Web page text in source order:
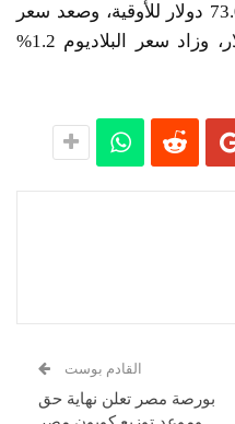
المعاملات الفورية 0.4% الى 73.03 دولار للأوقية، وصعد سعر
البلاتين 1.3% إلى 1970.85 دولار، وزاد سعر البلاديوم 1.2%
القادم بوست
بورصة مصر تعلن نهاية حق